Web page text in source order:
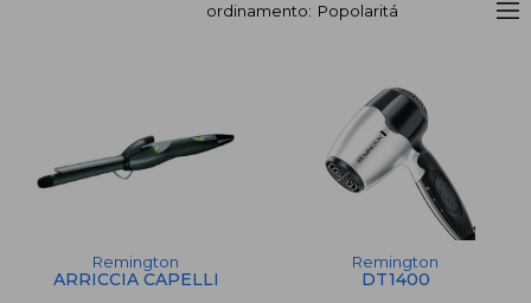
ordinamento:
Remington
ARRICCIA CAPELLI
Remington
DT1400